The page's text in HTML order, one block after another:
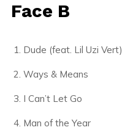
Face B
Dude (feat. Lil Uzi Vert)
Ways & Means
I Can’t Let Go
Man of the Year